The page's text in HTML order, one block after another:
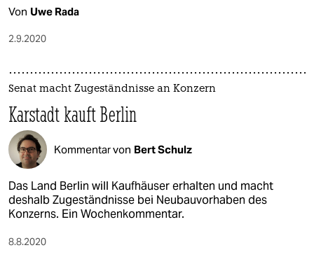
Von Uwe Rada
2.9.2020
Senat macht Zugeständnisse an Konzern
Karstadt kauft Berlin
Kommentar von Bert Schulz
Das Land Berlin will Kaufhäuser erhalten und macht
deshalb Zugeständnisse bei Neubauvorhaben des
Konzerns. Ein Wochenkommentar.
8.8.2020